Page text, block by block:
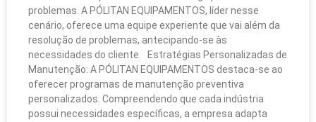
problemas. A PÓLITAN EQUIPAMENTOS, líder nesse
cenário, oferece uma equipe experiente que vai além da
resolução de problemas, antecipando-se às
necessidades do cliente. Estratégias Personalizadas de
Manutenção: A PÓLITAN EQUIPAMENTOS destaca-se ao
oferecer programas de manutenção preventiva
personalizados. Compreendendo que cada indústria
possui necessidades específicas, a empresa adapta